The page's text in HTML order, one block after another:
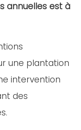
annuelles est à
une plantation
intervention
des